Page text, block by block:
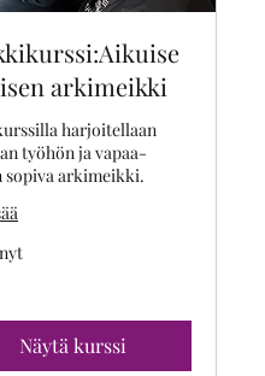
arkimeikki
harjoitellaan
työhön ja vapaa-
sopiva arkimeikki.
Näytä kurssi